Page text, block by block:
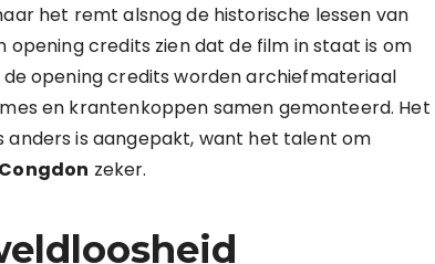
het remt alsnog de historische lessen van
opening credits zien dat de film in staat is om
opening credits worden archiefmateriaal
en krantenkoppen samen gemonteerd. Het
anders is aangepakt, want het talent om
zeker.